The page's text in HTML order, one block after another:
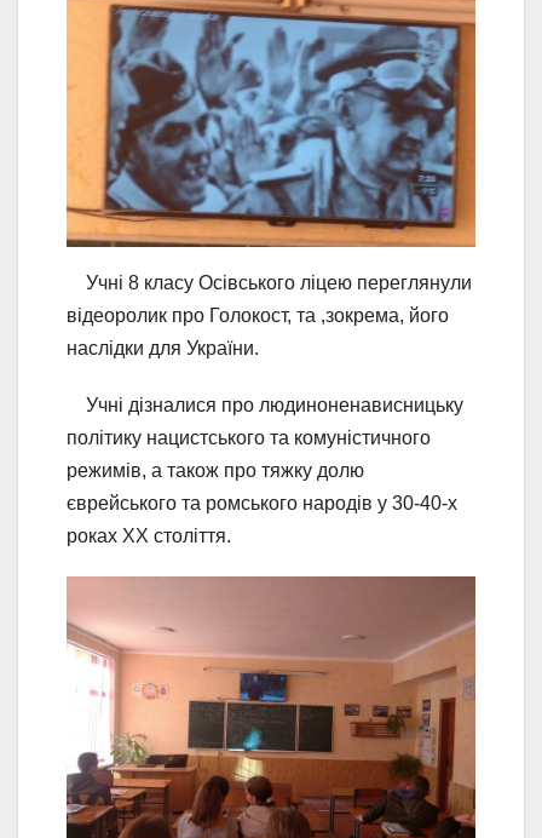
Учні 8 класу Осівського ліцею переглянули
відеоролик про Голокост, та ,зокрема, його
наслідки для України.
Учні дізналися про людиноненависницьку
політику нацистського та комуністичного
режимів, а також про тяжку долю
єврейського та ромського народів у 30-40-х
роках ХХ століття.